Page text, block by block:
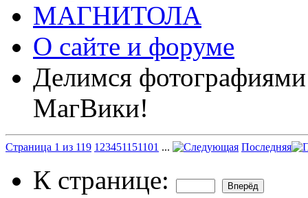
МАГНИТОЛА
О сайте и форуме
Делимся
МагВики!
Страница 1 из 119 1 234511 51101 ... Последняя
К странице: